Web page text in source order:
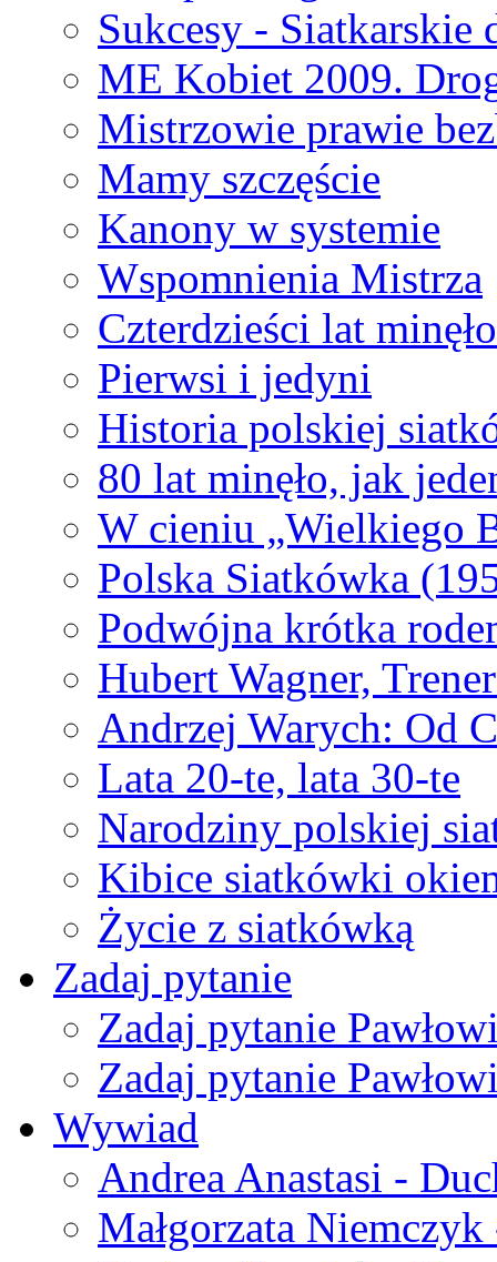
Sukcesy - Siatkarskie
ME Kobiet 2009.
Mistrzowie prawie
Mamy szczęście
Kanony w systemie
Wspomnienia Mistrza
Czterdzieści lat
Pierwsi i jedyni
Historia polskiej
80 lat minęło, jak
W cieniu „Wielkiego
Polska Siatkówka
Podwójna krótka
Hubert Wagner,
Andrzej Warych: Od
Lata 20-te, lata 30-te
Narodziny polskiej
Kibice siatkówki
Życie z siatkówką
Zadaj pytanie
Zadaj pytanie
Zadaj pytanie
Wywiad
Andrea Anastasi -
Małgorzata